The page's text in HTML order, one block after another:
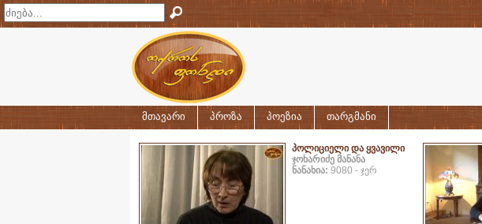
მთავარი პროზა პოეზია თარგმანი
პოლიციელი და ყვავილი
ჯოხარიძე მანანა
ნანახია: 9080 - ჯერ